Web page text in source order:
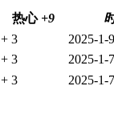
热心 +9
+ 3
2025-1-
+ 3
2025-1-
+ 3 2025-1-